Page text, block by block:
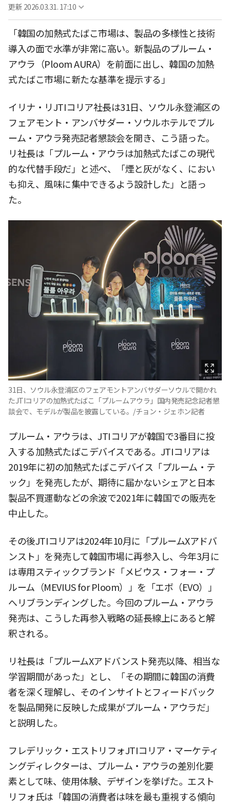
更新 2026.03.31. 17:10
「韓国の加熱式たばこ市場は、製品の多様性と技術
導入の面で水準が非常に高い。新製品のプルーム・
アウラ（Ploom AURA）を前面に出し、韓国の加熱
式たばこ市場に新たな基準を提示する」
イリナ・リJTIコリア社長は31日、ソウル永登浦区の
フェアモント・アンバサダー・ソウルホテルでプル
ーム・アウラ発売記者懇談会を開き、こう語った。
リ社長は「プルーム・アウラは加熱式たばこの現代
的な代替手段だ」と述べ、「煙と灰がなく、におい
も抑え、風味に集中できるよう設計した」と語っ
た。
31日、ソウル永登浦区のフェアモントアンバサダーソウルで開かれ
たJTIコリアの加熱式たばこ「プルームアウラ」国内発売記念記者懇
談会で、モデルが製品を披露している。/チョン・ジェホン記者
プルーム・アウラは、JTIコリアが韓国で3番目に投
入する加熱式たばこデバイスである。JTIコリアは
2019年に初の加熱式たばこデバイス「プルーム・テ
ック」を発売したが、期待に届かないシェアと日本
製品不買運動などの余波で2021年に韓国での販売を
中止した。
その後JTIコリアは2024年10月に「プルームXアドバ
ンスト」を発売して韓国市場に再参入し、今年3月に
は専用スティックブランド「メビウス・フォー・プ
ルーム（MEVIUS for Ploom）」を「エボ（EVO）」
へリブランディングした。今回のプルーム・アウラ
発売は、こうした再参入戦略の延長線上にあると解
釈される。
リ社長は「プルームXアドバンスト発売以降、相当な
学習期間があった」とし、「その期間に韓国の消費
者を深く理解し、そのインサイトとフィードバック
を製品開発に反映した成果がプルーム・アウラだ」
と説明した。
フレデリック・エストリフォJTIコリア・マーケティ
ングディレクターは、プルーム・アウラの差別化要
素として味、使用体験、デザインを挙げた。エスト
リフォ氏は「韓国の消費者は味を最も重視する傾向